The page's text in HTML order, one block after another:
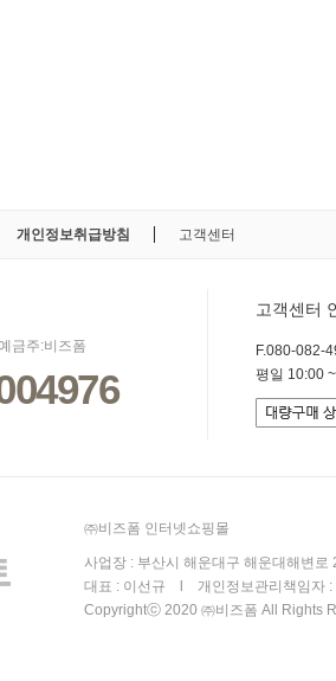
개인정보취급방침 고객센터
금주:비즈폼
고객센터
F.080-082-
평일 10:00
㈜비즈폼 인터넷쇼핑몰
사업장 : 부산시 해운대구 해운대해변
대표 : 이선규 l 개인정보관리책임자
Copyrightⓒ 2020 ㈜비즈폼 All Rights